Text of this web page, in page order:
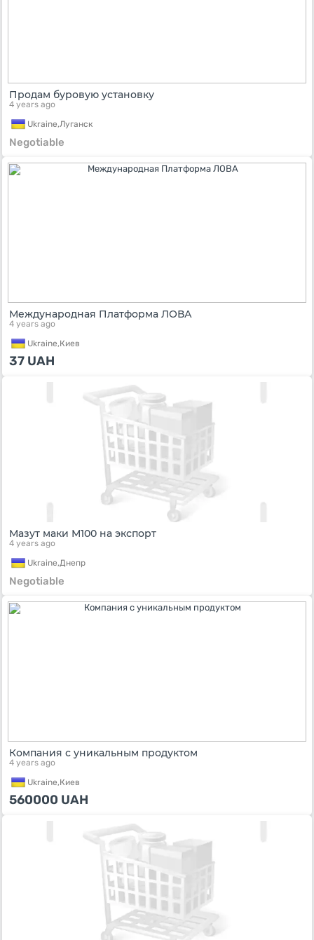
Продам буровую установку
4 years ago
Ukraine,Луганск
Negotiable
Международная Платформа ЛОВА
4 years ago
Ukraine,Киев
37 UAH
Мазут маки М100 на экспорт
4 years ago
Ukraine,Днепр
Negotiable
Компания с уникальным продуктом
4 years ago
Ukraine,Киев
560000 UAH